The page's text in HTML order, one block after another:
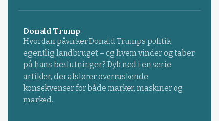
Donald Trump
Hvordan påvirker Donald Trumps politik
egentlig landbruget – og hvem vinder og taber
på hans beslutninger? Dyk ned i en serie
artikler, der afslører overraskende
konsekvenser for både marker, maskiner og
marked.